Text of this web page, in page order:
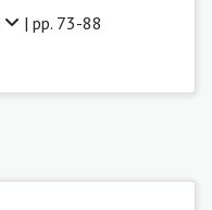
| pp. 73-88